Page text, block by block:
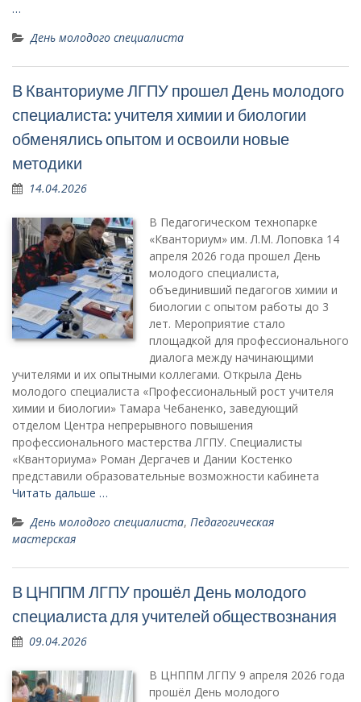
…
День молодого специалиста
В Кванториуме ЛГПУ прошел День молодого
специалиста: учителя химии и биологии
обменялись опытом и освоили новые
методики
14.04.2026
В Педагогическом технопарке
«Кванториум» им. Л.М. Лоповка 14
апреля 2026 года прошел День
молодого специалиста,
объединивший педагогов химии и
биологии с опытом работы до 3
лет. Мероприятие стало
площадкой для профессионального
диалога между начинающими
учителями и их опытными коллегами. Открыла День
молодого специалиста «Профессиональный рост учителя
химии и биологии» Тамара Чебаненко, заведующий
отделом Центра непрерывного повышения
профессионального мастерства ЛГПУ. Специалисты
«Кванториума» Роман Дергачев и Дании Костенко
представили образовательные возможности кабинета
Читать дальше …
День молодого специалиста, Педагогическая
мастерская
В ЦНППМ ЛГПУ прошёл День молодого
специалиста для учителей обществознания
09.04.2026
В ЦНППМ ЛГПУ 9 апреля 2026 года
прошёл День молодого